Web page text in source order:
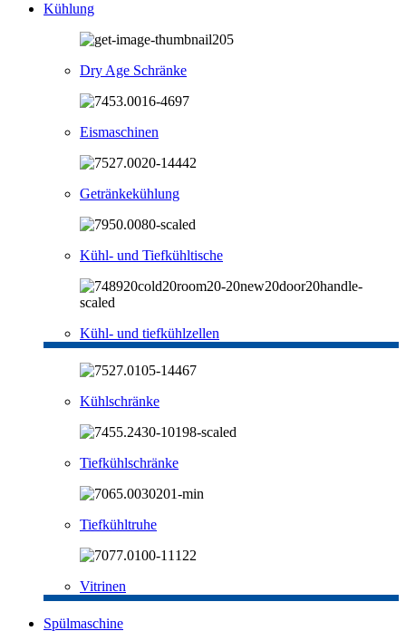
Kühlung
Dry Age Schränke
Eismaschinen
Getränkekühlung
Kühl- und Tiefkühltische
Kühl- und tiefkühlzellen
Kühlschränke
Tiefkühlschränke
Tiefkühltruhe
Vitrinen
Spülmaschine